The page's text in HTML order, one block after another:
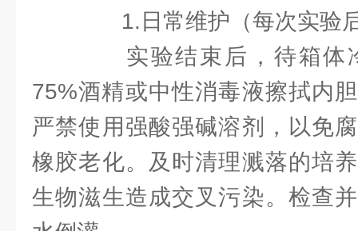
1.日常维护（每次实验
实验结束后，待箱体
75%酒精或中性消毒液擦拭内
严禁使用强酸强碱溶剂，以免
橡胶老化。及时清理溅落的培
生物滋生造成交叉污染。检查